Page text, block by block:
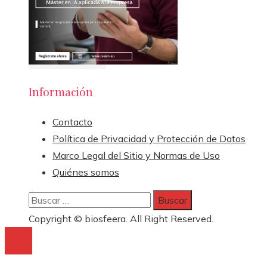
Información
Contacto
Política de Privacidad y Protección de Datos
Marco Legal del Sitio y Normas de Uso
Quiénes somos
Buscar:
Copyright © biosfeera. All Right Reserved.